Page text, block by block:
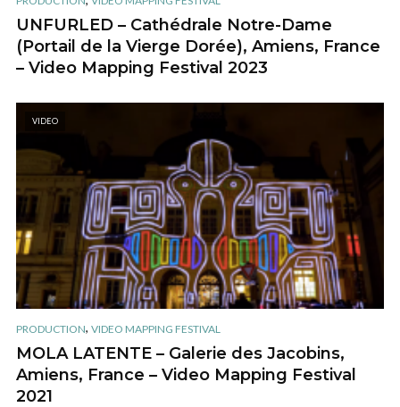
UNFURLED – Cathédrale Notre-Dame
(Portail de la Vierge Dorée), Amiens, France
– Video Mapping Festival 2023
VIDEO
PRODUCTION, VIDEO MAPPING FESTIVAL
MOLA LATENTE – Galerie des Jacobins,
Amiens, France – Video Mapping Festival
2021